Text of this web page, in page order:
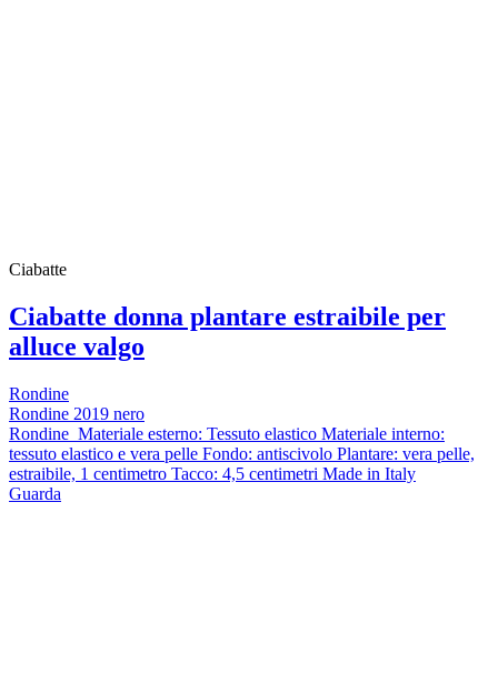
Ciabatte
Ciabatte donna plantare estraibile per
alluce valgo
Rondine
Rondine 2019 nero
Rondine Materiale esterno: Tessuto elastico Materiale interno:
tessuto elastico e vera pelle Fondo: antiscivolo Plantare: vera pelle,
estraibile, 1 centimetro Tacco: 4,5 centimetri Made in Italy
Guarda